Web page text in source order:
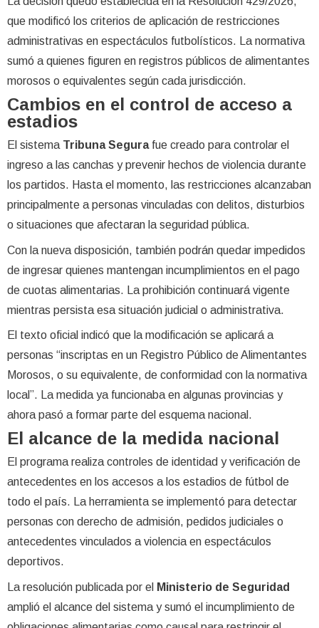
que modificó los criterios de aplicación de restricciones
administrativas en espectáculos futbolísticos. La normativa
sumó a quienes figuren en registros públicos de alimentantes
morosos o equivalentes según cada jurisdicción.
Cambios en el control de acceso a
estadios
El sistema Tribuna Segurafue creado para controlar el
ingreso a las canchas y prevenir hechos de violencia durante
los partidos. Hasta el momento, las restricciones alcanzaban
principalmente a personas vinculadas con delitos, disturbios
o situaciones que afectaran la seguridad pública.
Con la nueva disposición, también podrán quedar impedidos
de ingresar quienes mantengan incumplimientos en el pago
de cuotas alimentarias. La prohibición continuará vigente
mientras persista esa situación judicial o administrativa.
El texto oficial indicó que la modificación se aplicará a
personas “inscriptas en un Registro Público de Alimentantes
Morosos, o su equivalente, de conformidad con la normativa
local”. La medida ya funcionaba en algunas provincias y
ahora pasó a formar parte del esquema nacional.
El alcance de la medida nacional
El programa realiza controles de identidad y verificación de
antecedentes en los accesos a los estadios de fútbol de
todo el país. La herramienta se implementó para detectar
personas con derecho de admisión, pedidos judiciales o
antecedentes vinculados a violencia en espectáculos
deportivos.
La resolución publicada por el Ministerio de Seguridad
amplió el alcance del sistema y sumó el incumplimiento de